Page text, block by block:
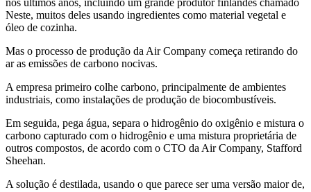
Neste, muitos deles usando ingredientes como material vegetal e
óleo de cozinha.
Mas o processo de produção da Air Company começa retirando do
ar as emissões de carbono nocivas.
A empresa primeiro colhe carbono, principalmente de ambientes
industriais, como instalações de produção de biocombustíveis.
Em seguida, pega água, separa o hidrogênio do oxigênio e mistura o
carbono capturado com o hidrogênio e uma mistura proprietária de
outros compostos, de acordo com o CTO da Air Company, Stafford
Sheehan.
A solução é destilada, usando o que parece ser uma versão maior de,